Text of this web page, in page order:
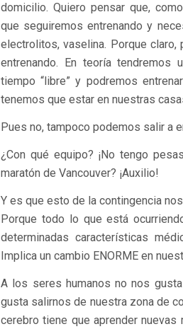
domicilio. Quiero pensar que,
que seguiremos entrenando y
electrolitos, vaselina. Porque claro,
entrenando. En teoría tendremos
tiempo “libre” y podremos
tenemos que estar en nuestras
Pues no, tampoco podemos salir a
¿Con qué equipo? ¡No tengo
maratón de Vancouver? ¡Auxilio!
Y es que esto de la contingencia
Porque todo lo que está
determinadas características
Implica un cambio ENORME en
A los seres humanos no nos
gusta salirnos de nuestra zona de
cerebro tiene que aprender